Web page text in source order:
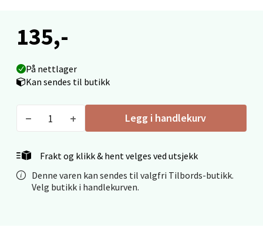
135,-
På nettlager
Kan sendes til butikk
Legg i handlekurv
Frakt og klikk & hent velges ved utsjekk
Denne varen kan sendes til valgfri Tilbords-butikk.
Velg butikk i handlekurven.
Ålesund - Thon Senter Moa
Langelandsvegen 25, 6010 Ålesund
0 i butikk